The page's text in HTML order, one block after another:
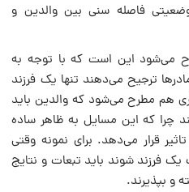
فاصله سنی بین والدین و
می‌شود این است که با توجه به
ترجیح می‌دهند تنها یک فرزند
هم مطرح می‌شود که والدین باید
چرا که این مسایل به ظاهر ساده
قرار می‌دهد. برای نمونه وقتی
فرزند شوند باید تبعات و نتایج
و بپذیرند.